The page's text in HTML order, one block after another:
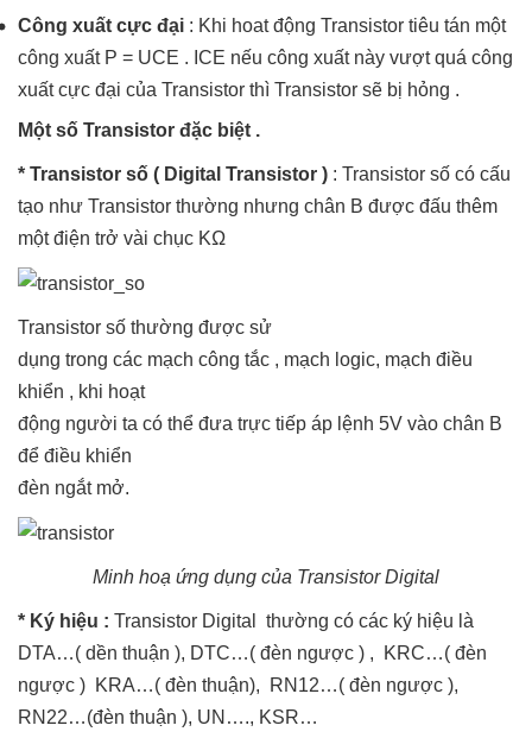
Công xuất cực đại : Khi hoat động Transistor tiêu tán một
công xuất P = UCE . ICE nếu công xuất này vượt quá công
xuất cực đại của Transistor thì Transistor sẽ bị hỏng .
Một số Transistor đặc biệt .
* Transistor số ( Digital Transistor ) : Transistor số có cấu
tạo như Transistor thường nhưng chân B được đấu thêm
một điện trở vài chục KΩ
Transistor số thường được sử
dụng trong các mạch công tắc , mạch logic, mạch điều
khiển , khi hoạt
động người ta có thể đưa trực tiếp áp lệnh 5V vào chân B
để điều khiển
đèn ngắt mở.
Minh hoạ ứng dụng của Transistor Digital
* Ký hiệu : Transistor Digital thường có các ký hiệu là
DTA…( dền thuận ), DTC…( đèn ngược ) , KRC…( đèn
ngược ) KRA…( đèn thuận), RN12…( đèn ngược ),
RN22…(đèn thuận ), UN…., KSR…